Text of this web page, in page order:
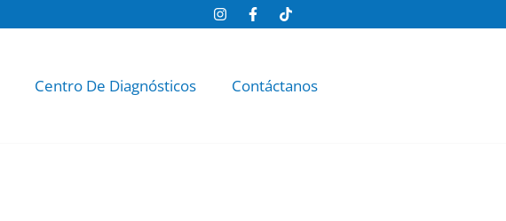
Centro De Diagnósticos Contáctanos